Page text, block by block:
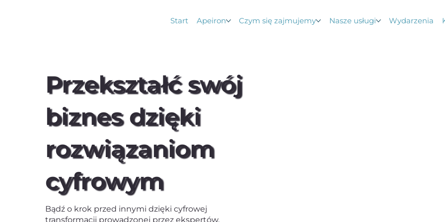
Start Apeiron Czym się zajmujemy Nasze usługi Wydarzenia
Przekształć swój
biznes dzięki
rozwiązaniom
cyfrowym
Bądź o krok przed innymi dzięki cyfrowej
transformacji prowadzonej przez ekspertów.